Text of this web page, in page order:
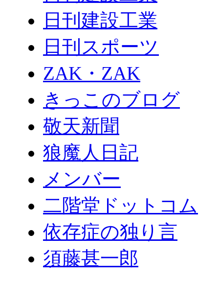
日刊建設工業
日刊スポーツ
ZAK・ZAK
きっこのブログ
敬天新聞
狼魔人日記
メンバー
二階堂ドットコム
依存症の独り言
須藤甚一郎